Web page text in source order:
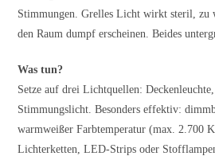
Stimmungen. Grelles Licht wirkt steril, zu
den Raum dumpf erscheinen. Beides
Was tun?
Setze auf drei Lichtquellen:
Stimmungslicht. Besonders effektiv:
warmweißer Farbtemperatur (max. 2.700
Lichterketten, LED-Strips oder